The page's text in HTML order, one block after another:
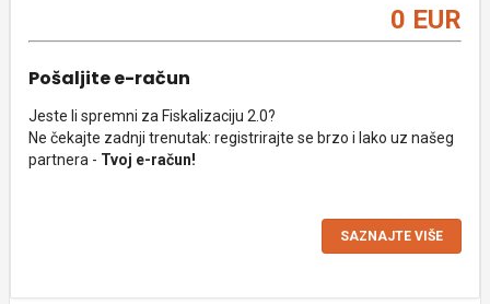
0 EUR
Pošaljite e-račun
Jeste li spremni za Fiskalizaciju 2.0?
Ne čekajte zadnji trenutak: registrirajte se brzo i lako uz našeg
partnera - Tvoj e-račun!
SAZNAJTE VIŠE